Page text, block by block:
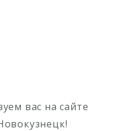
вас на сайте